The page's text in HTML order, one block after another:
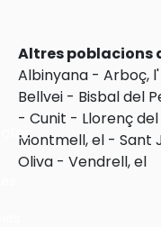
Altres poblacions
Albinyana - Arboç, l'
Bellvei - Bisbal del
- Cunit - Llorenç
Montmell, el - Sant
Oliva - Vendrell, el